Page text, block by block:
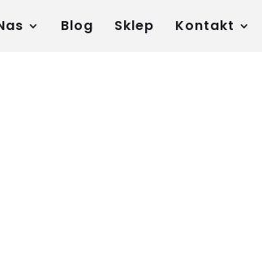
Blog Sklep Kontakt